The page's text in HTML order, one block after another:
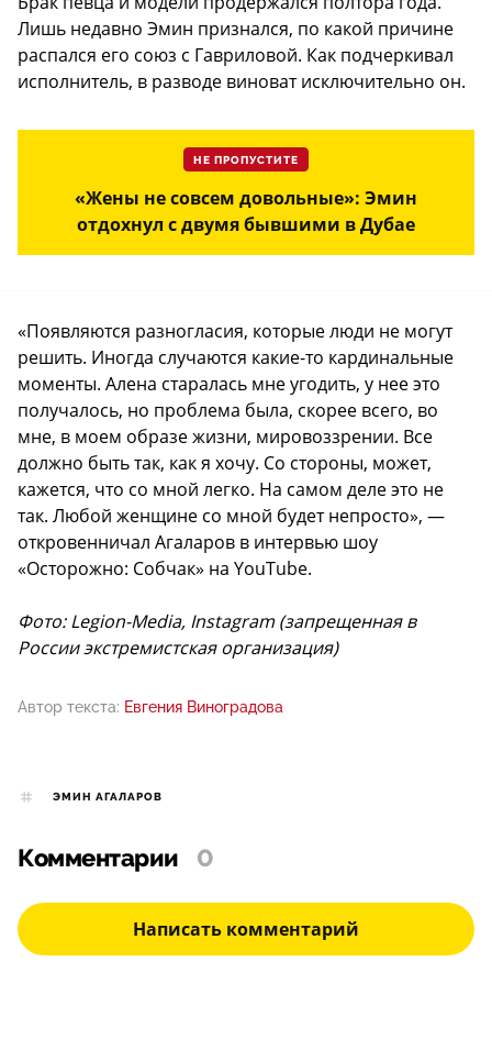
Лишь недавно Эмин признался, по какой причине
распался его союз с Гавриловой. Как подчеркивал
исполнитель, в разводе виноват исключительно он.
НЕ ПРОПУСТИТЕ
«Жены не совсем довольные»: Эмин
отдохнул с двумя бывшими в Дубае
«Появляются разногласия, которые люди не могут
решить. Иногда случаются какие-то кардинальные
моменты. Алена старалась мне угодить, у нее это
получалось, но проблема была, скорее всего, во
мне, в моем образе жизни, мировоззрении. Все
должно быть так, как я хочу. Со стороны, может,
кажется, что со мной легко. На самом деле это не
так. Любой женщине со мной будет непросто», —
откровенничал Агаларов в интервью шоу
«Осторожно: Собчак» на YouTube.
Фото: Legion-Media, Instagram (запрещенная в
России экстремистская организация)
Автор текста: Евгения Виноградова
ЭМИН АГАЛАРОВ
Комментарии 0
Написать комментарий